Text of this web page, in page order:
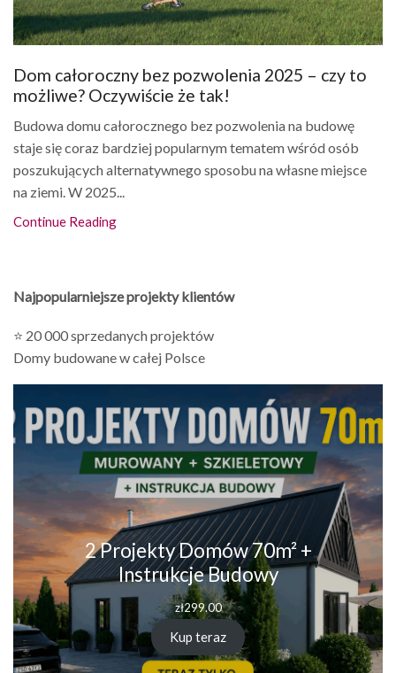
Dom całoroczny bez pozwolenia 2025 – czy to
możliwe? Oczywiście że tak!
Budowa domu całorocznego bez pozwolenia na budowę
staje się coraz bardziej popularnym tematem wśród osób
poszukujących alternatywnego sposobu na własne miejsce
na ziemi. W 2025...
Continue Reading
Najpopularniejsze projekty klientów
⭐ 20 000 sprzedanych projektów
Domy budowane w całej Polsce
2 Projekty Domów 70m² +
Instrukcje Budowy
zł299.00
Kup teraz